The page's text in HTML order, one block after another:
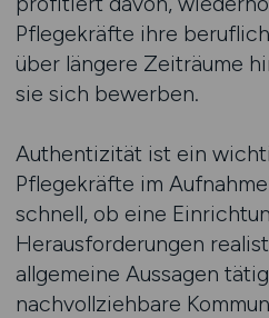
Pflegekräfte ihre
über längere Zeiträume
sie sich bewerben.
Authentizität ist ein
Pflegekräfte im
schnell, ob eine
Herausforderungen
allgemeine Aussagen
nachvollziehbare